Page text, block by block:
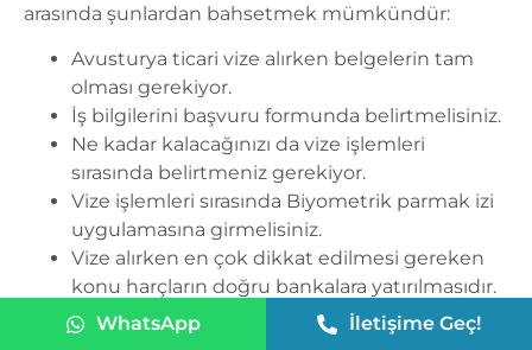
İletişime Geç!
WhatsApp
arasında şunlardan bahsetmek mümkündür:
Avusturya ticari vize alırken belgelerin tam
olması gerekiyor.
İş bilgilerini başvuru formunda belirtmelisiniz.
Ne kadar kalacağınızı da vize işlemleri
sırasında belirtmeniz gerekiyor.
Vize işlemleri sırasında Biyometrik parmak izi
uygulamasına girmelisiniz.
Vize alırken en çok dikkat edilmesi gereken
konu harçların doğru bankalara yatırılmasıdır.
Bu işlemler sırasında şirket bilgileriniz ve işveren